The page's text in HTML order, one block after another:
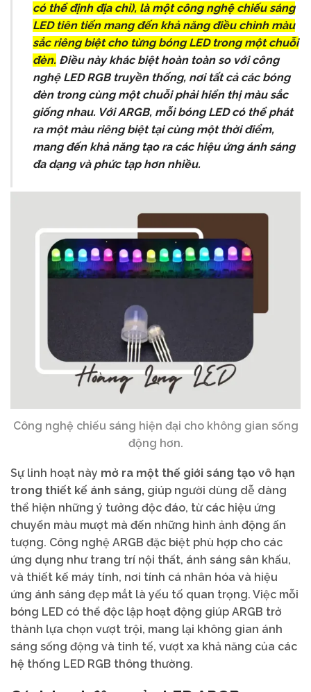
có thể định địa chỉ), là một công nghệ chiếu sáng
LED tiên tiến mang đến khả năng điều chỉnh màu
sắc riêng biệt cho từng bóng LED trong một chuỗi
đèn. Điều này khác biệt hoàn toàn so với công
nghệ LED RGB truyền thống, nơi tất cả các bóng
đèn trong cùng một chuỗi phải hiển thị màu sắc
giống nhau. Với ARGB, mỗi bóng LED có thể phát
ra một màu riêng biệt tại cùng một thời điểm,
mang đến khả năng tạo ra các hiệu ứng ánh sáng
đa dạng và phức tạp hơn nhiều.
Công nghệ chiếu sáng hiện đại cho không gian sống
động hơn.
Sự linh hoạt này mở ra một thế giới sáng tạo vô hạn
trong thiết kế ánh sáng, giúp người dùng dễ dàng
thể hiện những ý tưởng độc đáo, từ các hiệu ứng
chuyển màu mượt mà đến những hình ảnh động ấn
tượng. Công nghệ ARGB đặc biệt phù hợp cho các
ứng dụng như trang trí nội thất, ánh sáng sân khấu,
và thiết kế máy tính, nơi tính cá nhân hóa và hiệu
ứng ánh sáng đẹp mắt là yếu tố quan trọng. Việc mỗi
bóng LED có thể độc lập hoạt động giúp ARGB trở
thành lựa chọn vượt trội, mang lại không gian ánh
sáng sống động và tinh tế, vượt xa khả năng của các
hệ thống LED RGB thông thường.